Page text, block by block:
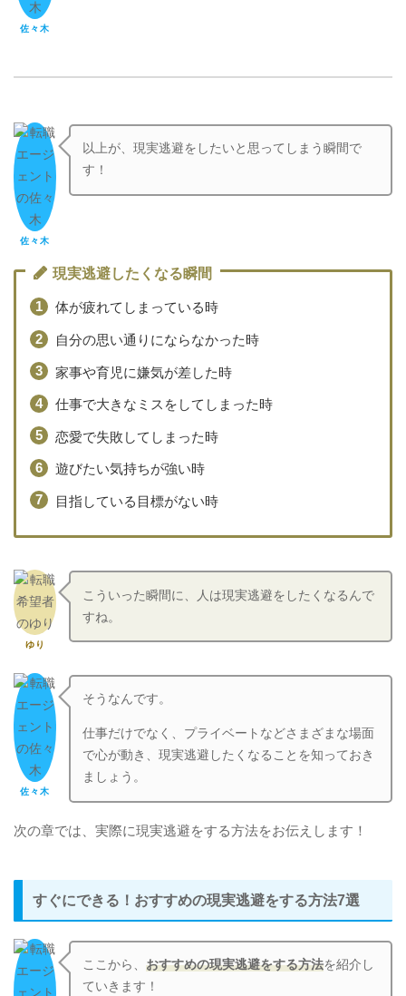
佐々木
佐々木
以上が、現実逃避をしたいと思ってしまう瞬間で
す！
現実逃避したくなる瞬間
体が疲れてしまっている時
自分の思い通りにならなかった時
家事や育児に嫌気が差した時
仕事で大きなミスをしてしまった時
恋愛で失敗してしまった時
遊びたい気持ちが強い時
目指している目標がない時
ゆり
こういった瞬間に、人は現実逃避をしたくなるんで
すね。
佐々木
そうなんです。
仕事だけでなく、プライベートなどさまざまな場面
で心が動き、現実逃避したくなることを知っておき
ましょう。
次の章では、実際に現実逃避をする方法をお伝えします！
すぐにできる！おすすめの現実逃避をする方法7選
ここから、おすすめの現実逃避をする方法を紹介し
ていきます！